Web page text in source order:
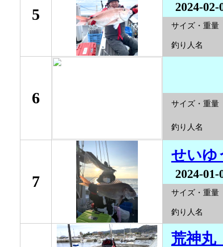
5 2024-
サイズ・重量
釣り人名
6 サイズ・重量
釣り人名
7
せいゆ
2024-
サイズ・重量
釣り人名
荒神丸